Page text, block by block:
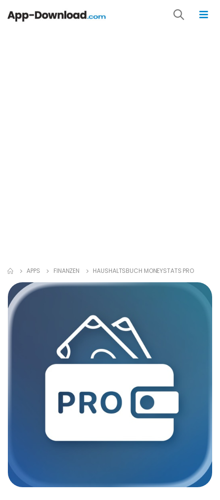
APPS FINANZEN HAUSHALTSBUCH MONEYSTATS PRO